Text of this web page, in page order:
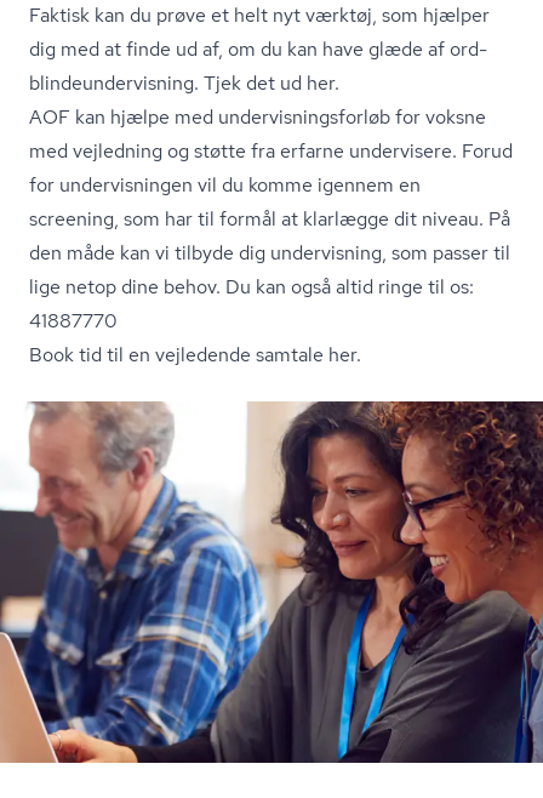
Faktisk kan du prøve et helt nyt værktøj, som hjælper
dig med at finde ud af, om du kan have glæde af ord­
blin­de­un­der­vis­ning. Tjek det ud her.
AOF kan hjælpe med un­der­vis­nings­for­løb for voksne
med vejledning og støtte fra erfarne undervisere. Forud
for undervisningen vil du komme igennem en
screening, som har til formål at klarlægge dit niveau. På
den måde kan vi tilbyde dig undervisning, som passer til
lige netop dine behov. Du kan også altid ringe til os:
41887770
Book tid til en vejledende samtale her.